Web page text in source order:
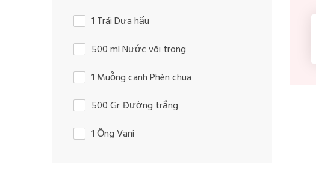
1 Trái Dưa hấu
500 ml Nước vôi trong
1 Muỗng canh Phèn chua
500 Gr Đường trắng
1 Ống Vani